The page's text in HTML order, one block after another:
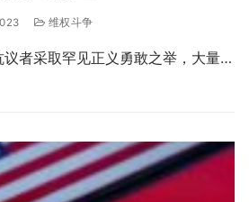
维权斗争
者采取罕见正义勇敢之举，大量…